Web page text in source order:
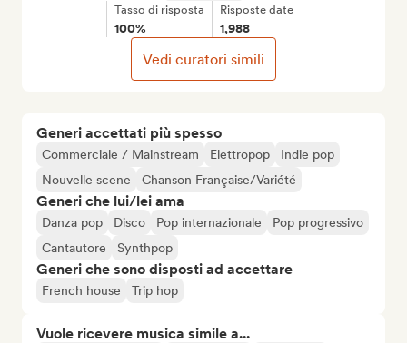
Generi accettati più spesso
Commerciale / Mainstream Elettropop
Indie pop
Nouvelle scene
Chanson Française/Variété
Generi che lui/lei ama
Danza pop Disco Pop internazionale
Pop progressivo
Cantautore
Synthpop
Generi che sono disposti ad accettare
French house Trip hop
Vuole ricevere musica simile a...
Tasso di risposta
100%
Risposte date
1,988
Vedi curatori simili